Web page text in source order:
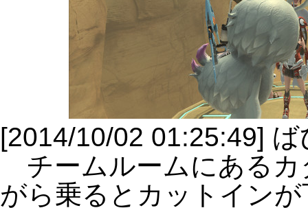
[2014/10/02 01:25:49]
チームルームにあるカ
がら乗るとカットイン